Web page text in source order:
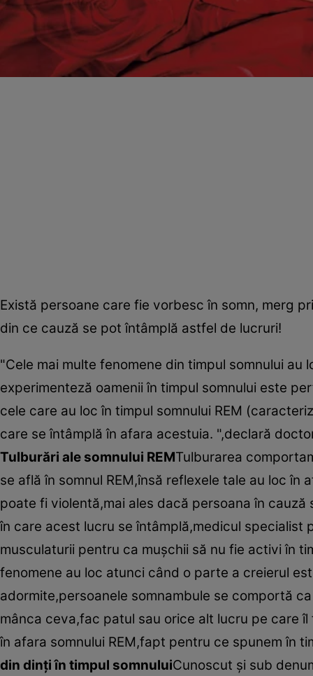
Există persoane care fie vorbesc în somn, merg
din ce cauză se pot întâmplă astfel de lucruri!
"Cele mai multe fenomene din timpul somnului
experimenteză oamenii în timpul somnului este
cele care au loc în timpul somnului REM
care se întâmplă în afara acestuia. ",declară
Tulburări ale somnului REMTulburarea
se află în somnul REM,însă reflexele tale au loc
poate fi violentă,mai ales dacă persoana în
în care acest lucru se întâmplă,medicul
musculaturii pentru ca muşchii să nu fie activi în
fenomene au loc atunci când o parte a creierul
adormite,persoanele somnambule se comportă
mânca ceva,fac patul sau orice alt lucru pe care
în afara somnului REM,fapt pentru ce spunem în
din dinţi în timpul somnuluiCunoscut şi sub